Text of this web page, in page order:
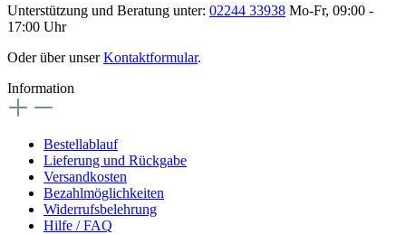
Unterstützung und Beratung unter: 02244 33938 Mo-Fr, 09:00 -
17:00 Uhr
Oder über unserKontaktformular.
Information
Bestellablauf
Lieferung und Rückgabe
Versandkosten
Bezahlmöglichkeiten
Widerrufsbelehrung
Hilfe / FAQ